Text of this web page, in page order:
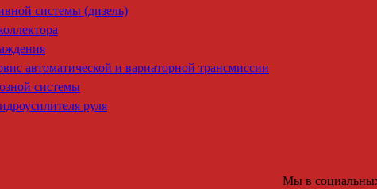
системы (дизель)
автоматической и вариаторной трансмиссии
системы
руля
Мы в